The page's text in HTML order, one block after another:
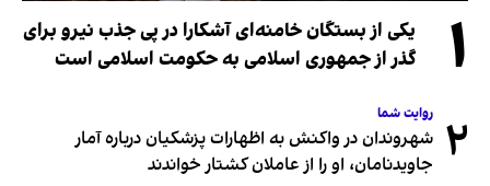
۱
یکی از بستگان خامنه‌ای آشکارا در پی جذب نیرو برای
گذر از جمهوری اسلامی به حکومت اسلامی است
۲ روایت شما
شهروندان در واکنش به اظهارات پزشکیان درباره آمار
جاویدنامان، او را از عاملان کشتار خواندند